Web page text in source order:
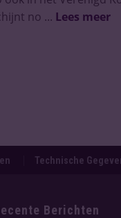
no ... Lees meer
Technische
Berichten